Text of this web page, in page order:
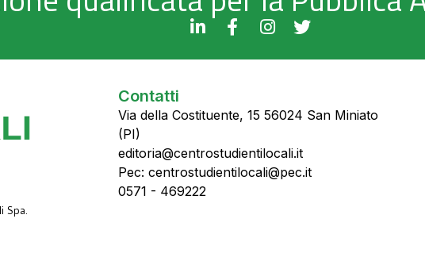
Spa.
Contatti
Via della Costituente, 15 56024 San Miniato
(PI)
editoria@centrostudientilocali.it
Pec: centrostudientilocali@pec.it
0571 - 469222